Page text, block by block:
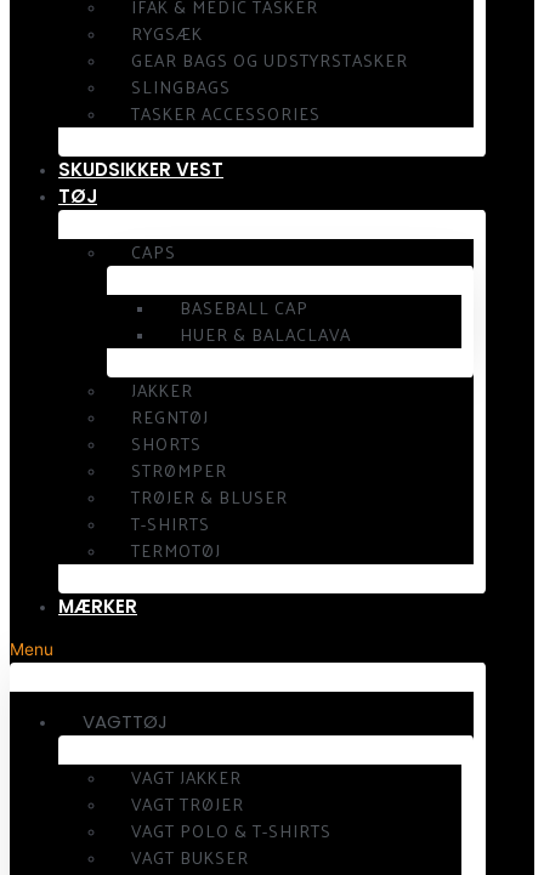
IFAK & MEDIC TASKER
RYGSÆK
GEAR BAGS OG UDSTYRSTASKER
SLINGBAGS
TASKER ACCESSORIES
SKUDSIKKER VEST
TØJ
CAPS
BASEBALL CAP
HUER & BALACLAVA
JAKKER
REGNTØJ
SHORTS
STRØMPER
TRØJER & BLUSER
T-SHIRTS
TERMOTØJ
MÆRKER
Menu
VAGTTØJ
VAGT JAKKER
VAGT TRØJER
VAGT POLO & T-SHIRTS
VAGT BUKSER